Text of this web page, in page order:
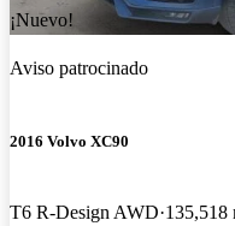
¡Nuevo!
Aviso patrocinado
2016 Volvo XC90
T6 R-Design AWD 135,518